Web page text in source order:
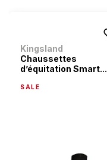
Kingsland
Chaussettes
d’équitation Smart...
SALE